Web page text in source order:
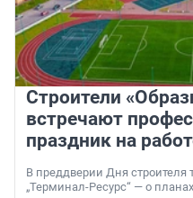
Строители
встречают
праздник на
В преддверии Дня
„Терминал-Ресурс“ — о